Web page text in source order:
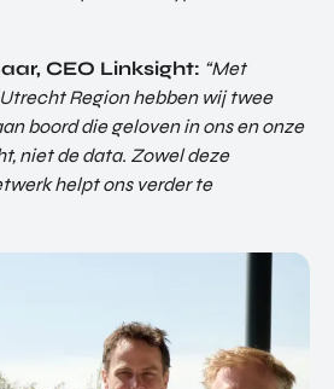
CEO Linksight: “Met
Region hebben wij twee
boord die geloven in ons en onze
niet de data. Zowel deze
helpt ons verder te